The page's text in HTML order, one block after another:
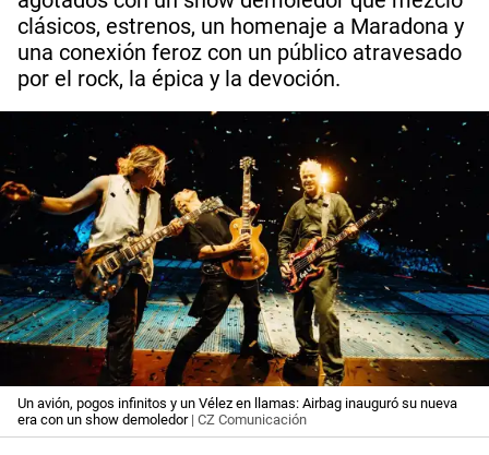
clásicos, estrenos, un homenaje a Maradona y
una conexión feroz con un público atravesado
por el rock, la épica y la devoción.
Un avión, pogos infinitos y un Vélez en llamas: Airbag inauguró su nueva
era con un show demoledor| CZ Comunicación